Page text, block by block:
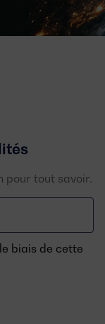
pour tout savoir.
biais de cette